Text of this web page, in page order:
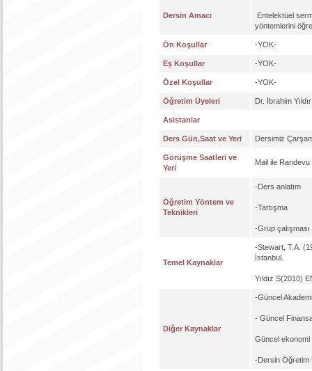
Dersin Amacı
Entelektüel
yöntemlerini
Ön Koşullar -YOK-
Eş Koşullar -YOK-
Özel Koşullar -YOK-
Öğretim Üyeleri Dr. İbrahim
Asistanlar
Ders Gün,Saat ve Yeri Dersimiz
Görüşme Saatleri ve
Yeri
Mail ile
Öğretim Yöntem ve
Teknikleri
-Ders anlatım
-Tartışma
-Grup çalışması
Temel Kaynaklar
-Stewart, T.A.
İstanbul.
Yıldız S(2010)
Diğer Kaynaklar
-Güncel
- Güncel
Güncel
-Dersin Öğretim